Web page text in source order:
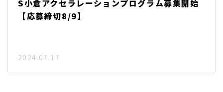
S小倉アクセラレーションプログラム募集開始
【応募締切8/9】
2024.07.17